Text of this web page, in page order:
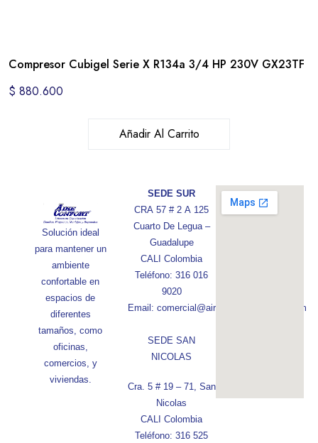
Compresor Cubigel Serie X R134a 3/4 HP 230V GX23TF
$ 880.600
Añadir Al Carrito
Solución ideal
para mantener un
ambiente
confortable en
espacios de
diferentes
tamaños, como
oficinas,
comercios, y
viviendas.
SEDE SUR
CRA 57 # 2 A 125
Cuarto De Legua –
Guadalupe
CALI Colombia
Teléfono: 316 016
9020
Email: comercial@aireconfortcolombia.com
SEDE SAN
NICOLAS
Cra. 5 # 19 – 71, San
Nicolas
CALI Colombia
Teléfono: 316 525